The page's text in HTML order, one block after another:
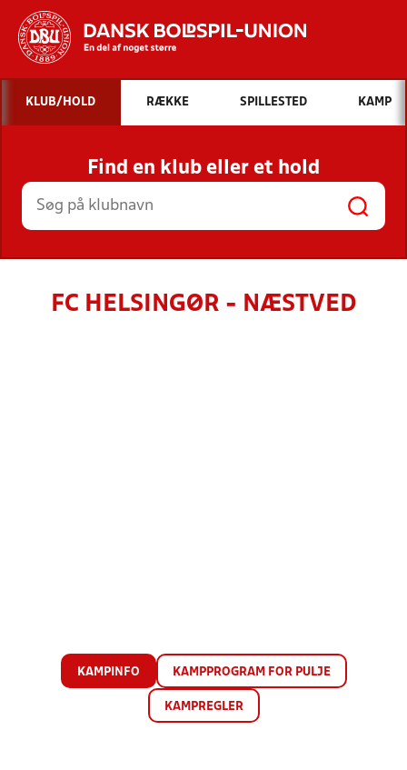
Hvad vil du søge efter?
INDHOLD OG NYHEDER
STILLINGER, RESULTATER, KLUBBER OG
HOLD
KLUB/HOLD RÆKKE SPILLESTED KAMP
Find en klub eller et hold
FC HELSINGØR - NÆSTVED
KAMPINFO KAMPPROGRAM FOR PULJE
KAMPREGLER